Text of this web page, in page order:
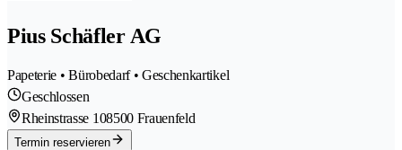
Pius Schäfler AG
Papeterie • Bürobedarf • Geschenkartikel
Geschlossen
Rheinstrasse 108500 Frauenfeld
Termin reservieren